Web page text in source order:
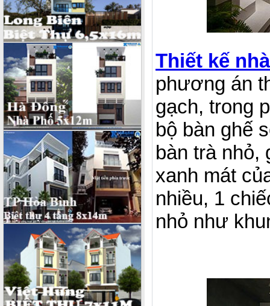
Thiết kế
phương án
gạch, trong
bộ bàn ghế
bàn trà nhỏ,
xanh mát
nhiều, 1
nhỏ như